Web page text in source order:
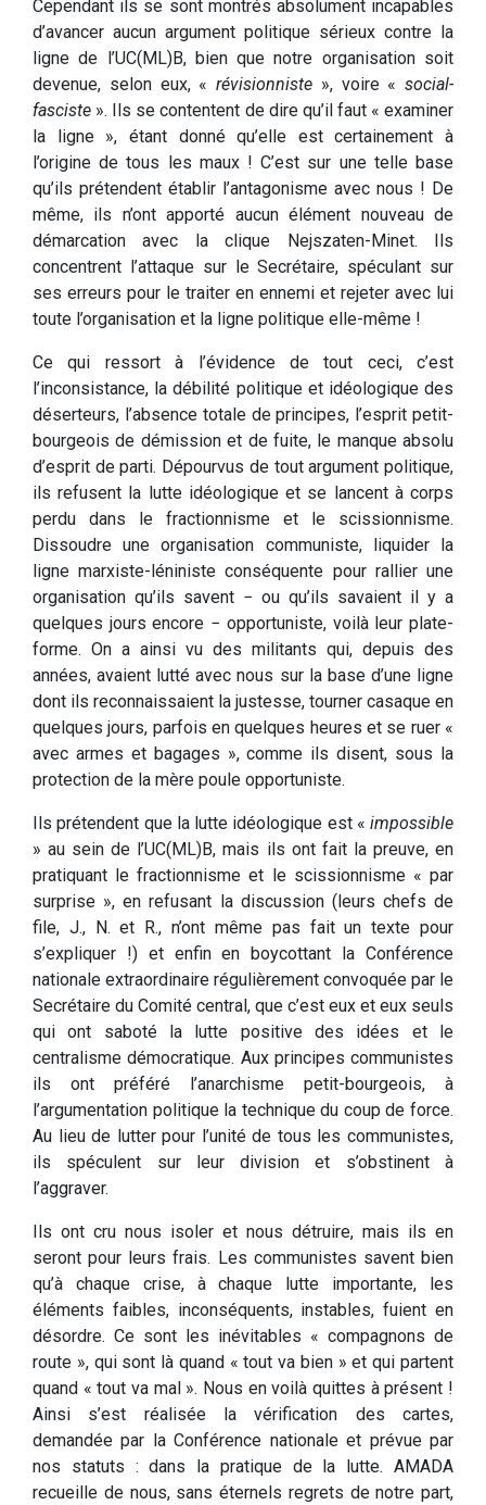
Cependant ils se sont montrés absolument incapables
d’avancer aucun argument politique sérieux contre la
ligne de l’UC(ML)B, bien que notre organisation soit
devenue, selon eux, « révisionniste », voire « social-
fasciste ». Ils se contentent de dire qu’il faut « examiner
la ligne », étant donné qu’elle est certainement à
l’origine de tous les maux ! C’est sur une telle base
qu’ils prétendent établir l’antagonisme avec nous ! De
même, ils n’ont apporté aucun élément nouveau de
démarcation avec la clique Nejszaten-Minet. Ils
concentrent l’attaque sur le Secrétaire, spéculant sur
ses erreurs pour le traiter en ennemi et rejeter avec lui
toute l’organisation et la ligne politique elle-même !
Ce qui ressort à l’évidence de tout ceci, c’est
l’inconsistance, la débilité politique et idéologique des
déserteurs, l’absence totale de principes, l’esprit petit-
bourgeois de démission et de fuite, le manque absolu
d’esprit de parti. Dépourvus de tout argument politique,
ils refusent la lutte idéologique et se lancent à corps
perdu dans le fractionnisme et le scissionnisme.
Dissoudre une organisation communiste, liquider la
ligne marxiste-léniniste conséquente pour rallier une
organisation qu’ils savent − ou qu’ils savaient il y a
quelques jours encore − opportuniste, voilà leur plate-
forme. On a ainsi vu des militants qui, depuis des
années, avaient lutté avec nous sur la base d’une ligne
dont ils reconnaissaient la justesse, tourner casaque en
quelques jours, parfois en quelques heures et se ruer «
avec armes et bagages », comme ils disent, sous la
protection de la mère poule opportuniste.
Ils prétendent que la lutte idéologique est « impossible
» au sein de l’UC(ML)B, mais ils ont fait la preuve, en
pratiquant le fractionnisme et le scissionnisme « par
surprise », en refusant la discussion (leurs chefs de
file, J., N. et R., n’ont même pas fait un texte pour
s’expliquer !) et enfin en boycottant la Conférence
nationale extraordinaire régulièrement convoquée par le
Secrétaire du Comité central, que c’est eux et eux seuls
qui ont saboté la lutte positive des idées et le
centralisme démocratique. Aux principes communistes
ils ont préféré l’anarchisme petit-bourgeois, à
l’argumentation politique la technique du coup de force.
Au lieu de lutter pour l’unité de tous les communistes,
ils spéculent sur leur division et s’obstinent à
l’aggraver.
Ils ont cru nous isoler et nous détruire, mais ils en
seront pour leurs frais. Les communistes savent bien
qu’à chaque crise, à chaque lutte importante, les
éléments faibles, inconséquents, instables, fuient en
désordre. Ce sont les inévitables « compagnons de
route », qui sont là quand « tout va bien » et qui partent
quand « tout va mal ». Nous en voilà quittes à présent !
Ainsi s’est réalisée la vérification des cartes,
demandée par la Conférence nationale et prévue par
nos statuts : dans la pratique de la lutte. AMADA
recueille de nous, sans éternels regrets de notre part,